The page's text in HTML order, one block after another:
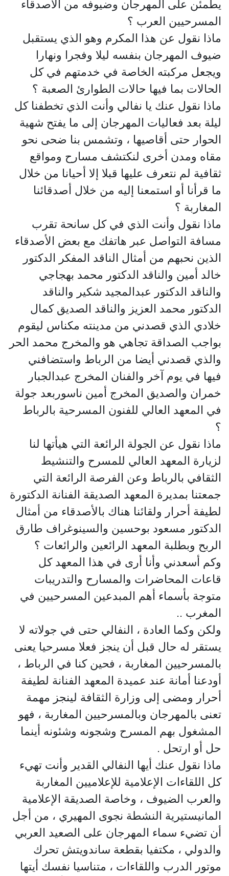
يطمئن على المهرجان وضيوفه من الأصدقاء
المسرحيين العرب ؟
ماذا نقول عن هذا المكرم وهو الذي يستقبل
ضيوف المهرجان بنفسه ليلا وفجرا ونهارا
ويجعل مركبته الخاصة في خدمتهم في كل
الحالات بما فيها حالات الطوارئ الصعبة ؟
ماذا نقول عنك يا نفالي وأنت الذي تخطفنا كل
ليلة بعد فعاليات المهرجان إلى ما يفتح شهية
الحوار حتى أقاصيها ، وتشمس بنا ضحى نحو
مقاه ومدن أخرى لنكتشف مسارح ومواقع
ثقافية لم نتعرف عليها قبلا إلا أحيانا من خلال
ما قرأنا أو استمعنا إليه من خلال أصدقائنا
المغاربة ؟
ماذا نقول وأنت الذي في كل سانحة تقرب
مسافة التواصل عبر هاتفك مع بعض الأصدقاء
الذين نحبهم من أمثال الناقد المفكر الدكتور
خالد أمين والناقد الدكتور محمد بهجاجي
والناقد الدكتور عبدالمجيد شكير والناقد
الدكتور محمد العزيز والناقد الصديق كمال
خلادي الذي قصدني من مدينته مكناس ليقوم
بواجب الصداقة تجاهي هو والمخرج محمد الحر
والذي قصدني أيضا من الرباط واستضافني
فيها في يوم آخر والفنان المخرج عبدالجبار
خمران والصديق المخرج أمين ناسوربعد جولة
في المعهد العالي للفنون المسرحية بالرباط
؟
ماذا نقول عن الجولة الرائعة التي هيأتها لنا
لزيارة المعهد العالي للمسرح والتنشيط
الثقافي بالرباط وعن الفرصة الرائعة التي
جمعتنا بمديرة المعهد الصديقة الفنانة الدكتورة
لطيفة أحرار ولقائنا هناك بالأصدقاء من أمثال
الدكتور مسعود بوحسين والسينوغراف طارق
الربح وبطلبة المعهد الرائعين والرائعات ؟
وكم أسعدني وأنا أرى في هذا المعهد كل
قاعات المحاضرات والمسارح والتدريبات
متوجة بأسماء أهم المبدعين المسرحيين في
المغرب ..
ولكن وكما العادة ، النفالي حتى في جولاته لا
يستقر له حال قبل أن ينجز فعلا مسرحيا يعنى
بالمسرحيين المغاربة ، فحين كنا في الرباط ،
أودعنا أمانة عند عميدة المعهد الفنانة لطيفة
أحرار ومضى إلى وزارة الثقافة لينجز مهمة
تعنى بالمهرجان وبالمسرحيين المغاربة ، فهو
المشغول بهم المسرح وشجونه وشئونه أينما
حل أو ارتحل .
ماذا نقول عنك أيها النفالي القدير وأنت تهيء
كل اللقاءات الإعلامية للإعلاميين المغاربة
والعرب الضيوف ، وخاصة الصديقة الإعلامية
المانيستيرية النشطة نجوى المهيري ، من أجل
أن تضيء سماء المهرجان على الصعيد العربي
والدولي ، مكتفيا بقطعة ساندويتش تحرك
موتور الدرب واللقاءات ، متناسيا نفسك أيتها